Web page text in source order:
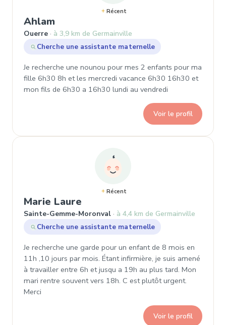
Récent
Ahlam
Ouerre
à 3,9 km de Germainville
Cherche une assistante maternelle
Je recherche une nounou pour mes 2 enfants pour ma
fille 6h30 8h et les mercredi vacance 6h30 16h30 et
mon fils de 6h30 a 16h30 lundi au vendredi
Voir le profil
Récent
Marie Laure
Sainte-Gemme-Moronval
à 4,4 km de Germainville
Cherche une assistante maternelle
Je recherche une garde pour un enfant de 8 mois en
11h ,10 jours par mois. Étant infirmière, je suis amené
à travailler entre 6h et jusqu a 19h au plus tard. Mon
mari rentre souvent vers 18h. C est plutôt urgent.
Merci
Voir le profil